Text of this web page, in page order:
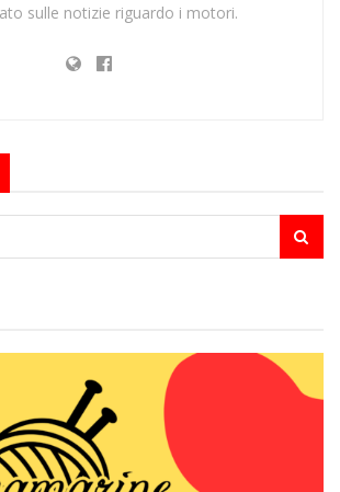
sulle notizie riguardo i motori.